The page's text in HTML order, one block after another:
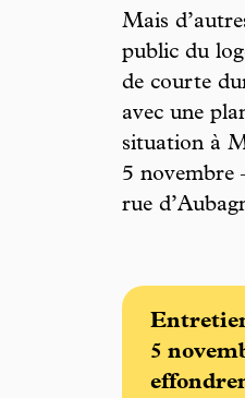
Mais
public du
de courte
avec une
situation à
5 novembre
rue
5